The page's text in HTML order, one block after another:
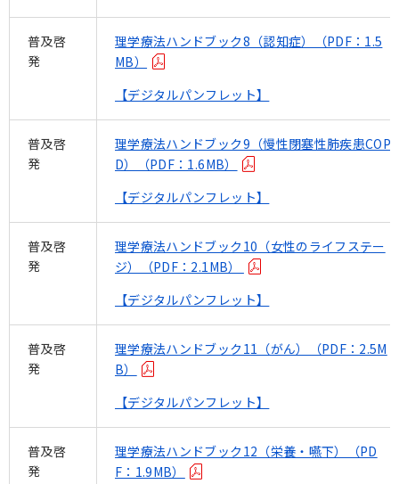
普及啓
発
理学療法ハンドブック8（認知症）（PDF：1.5
MB）
【デジタルパンフレット】
普及啓
発
理学療法ハンドブック9（慢性閉塞性肺疾患COP
D）（PDF：1.6MB）
【デジタルパンフレット】
普及啓
発
理学療法ハンドブック10（女性のライフステー
ジ）（PDF：2.1MB）
【デジタルパンフレット】
普及啓
発
理学療法ハンドブック11（がん）（PDF：2.5M
B）
【デジタルパンフレット】
普及啓
発
理学療法ハンドブック12（栄養・嚥下）（PD
F：1.9MB）